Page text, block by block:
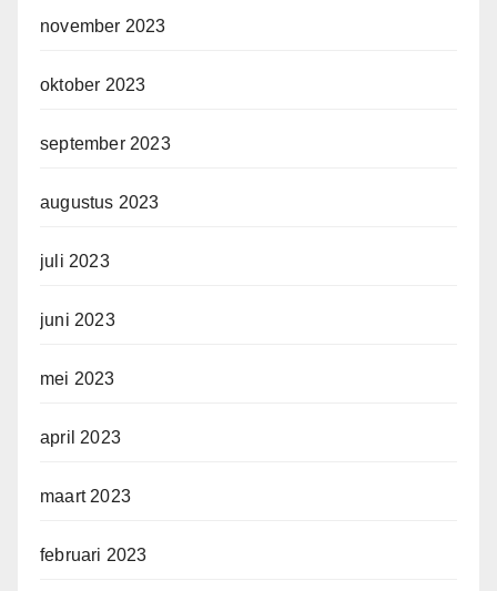
november 2023
oktober 2023
september 2023
augustus 2023
juli 2023
juni 2023
mei 2023
april 2023
maart 2023
februari 2023